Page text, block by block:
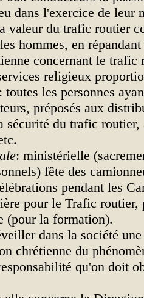
dans l'exercice de leur
valeur du trafic routier
hommes, en
concernant le trafic
religieux
: toutes les personnes
préposés aux
sécurité du trafic routier,
: ministérielle
fête des
pendant les
pour le Trafic
(pour la formation).
dans la société
chrétienne du
qu'on doit